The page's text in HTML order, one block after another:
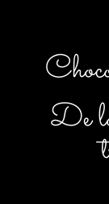
De